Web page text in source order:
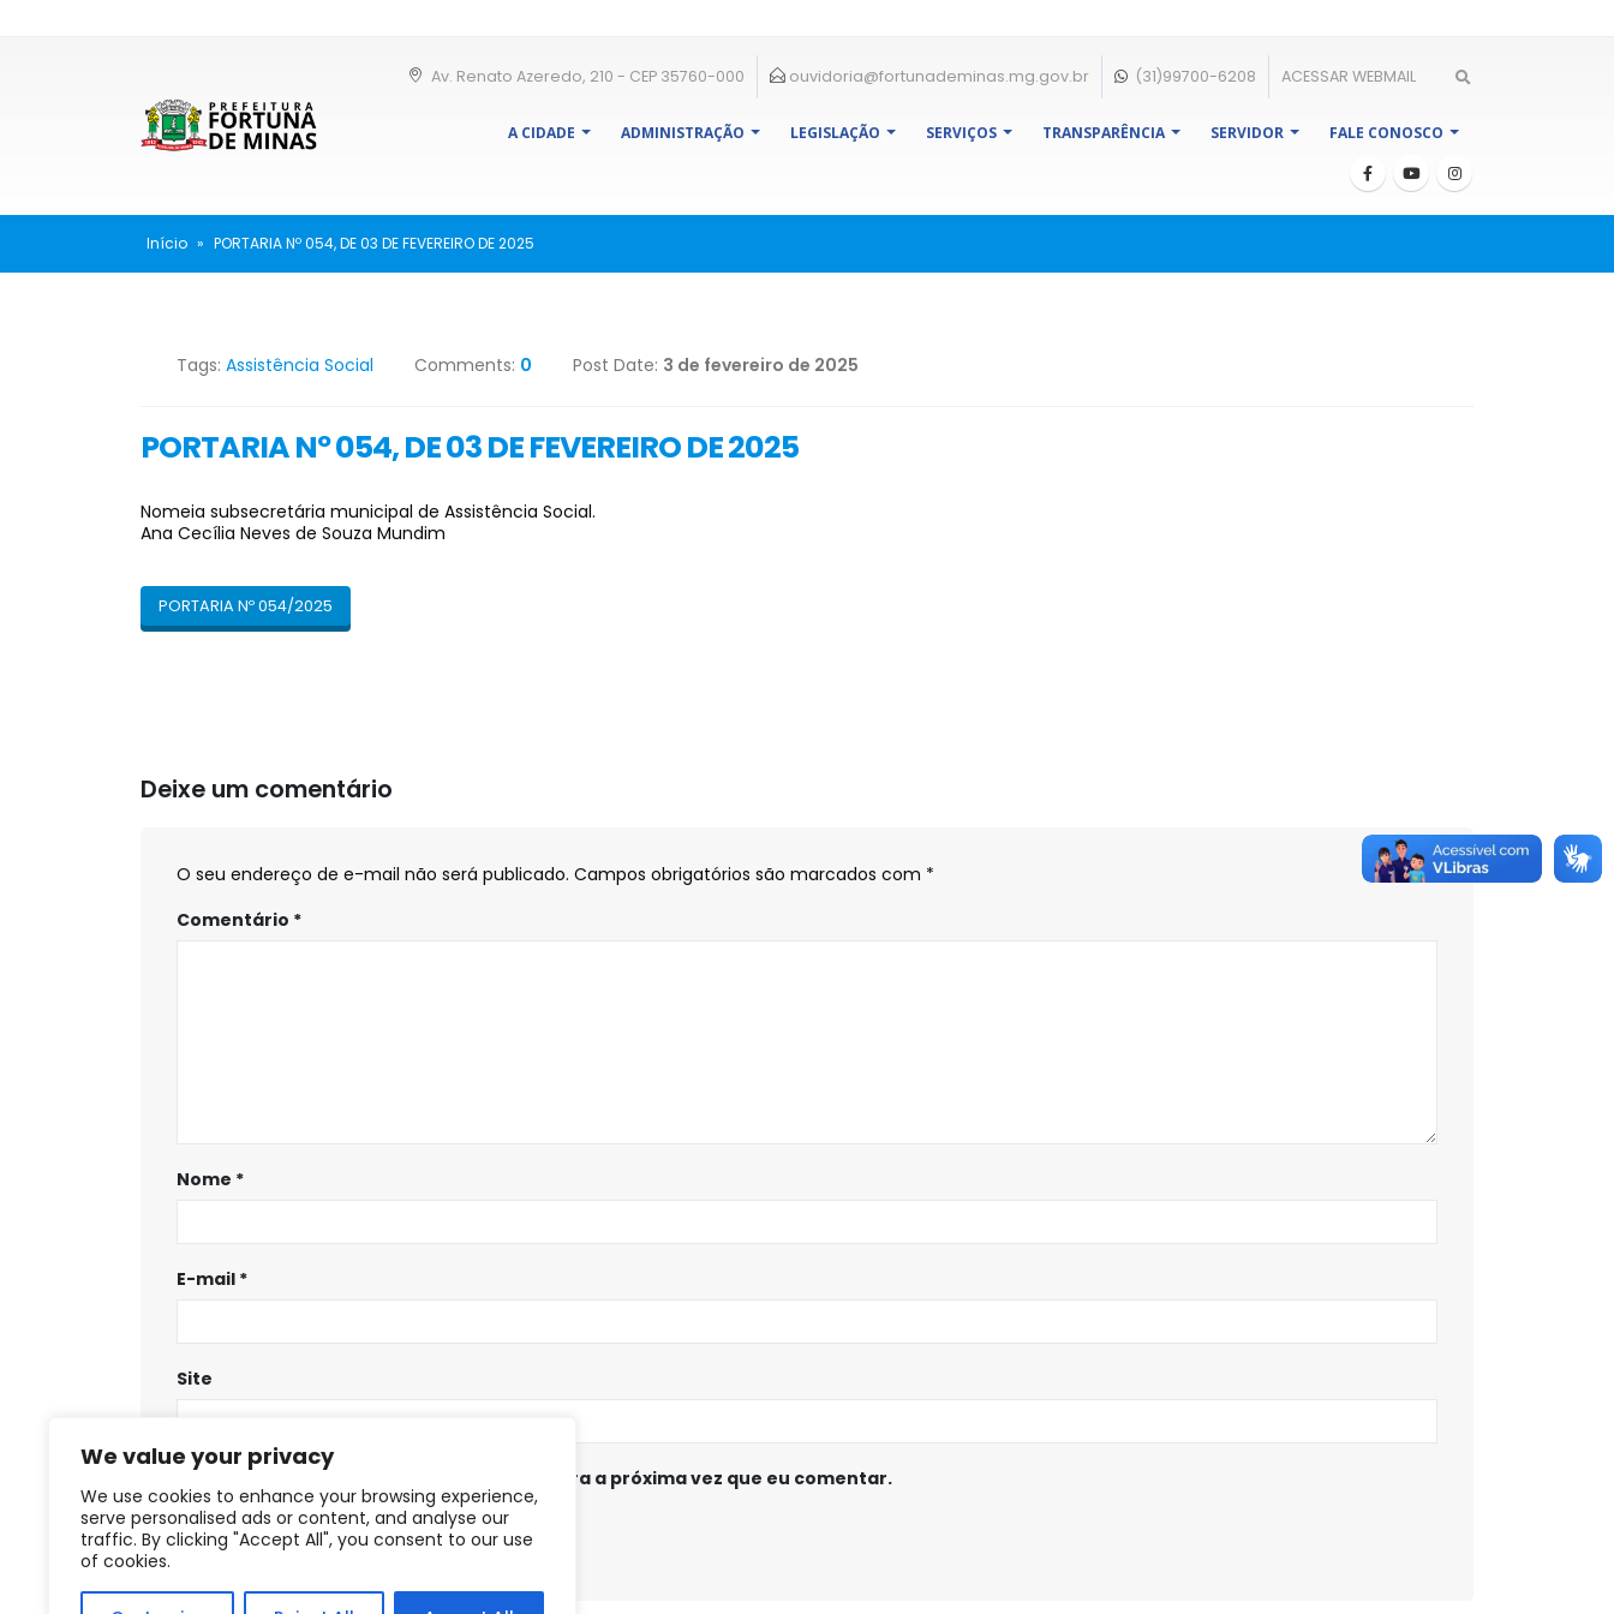
We value your privacy
We use cookies to enhance your browsing experience,
serve personalised ads or content, and analyse our
traffic. By clicking "Accept All", you consent to our use
of cookies.
Av. Renato Azeredo, 210 - CEP 35760-000 ouvidoria@fortunademinas.mg.gov.br (31)99700-6208 ACESSAR WEBMAIL
A CIDADE ADMINISTRAÇÃO LEGISLAÇÃO SERVIÇOS TRANSPARÊNCIA SERVIDOR FALE CONOSCO
Início » PORTARIA Nº 054, DE 03 DE FEVEREIRO DE 2025
Tags: Assistência Social Comments: 0 Post Date: 3 de fevereiro de 2025
PORTARIA Nº 054, DE 03 DE FEVEREIRO DE 2025
Nomeia subsecretária municipal de Assistência Social.
Ana Cecília Neves de Souza Mundim
PORTARIA Nº 054/2025
Deixe um comentário
O seu endereço de e-mail não será publicado. Campos obrigatórios são marcados com *
Comentário *
Nome *
E-mail *
Site
Salvar meus dados neste navegador para a próxima vez que eu comentar.